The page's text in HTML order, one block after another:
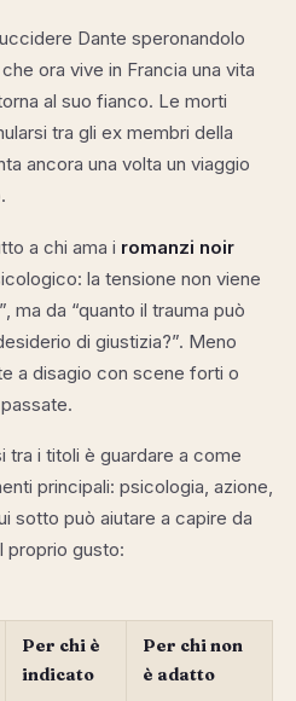
Dante speronandolo
ora vive in Francia una vita
al suo fianco. Le morti
tra gli ex membri della
ancora una volta un viaggio
a chi ama i romanzi noir
la tensione non viene
ma da “quanto il trauma può
di giustizia?”. Meno
a disagio con scene forti o
tra i titoli è guardare a come
principali: psicologia, azione,
sotto può aiutare a capire da
proprio gusto:
Per chi è
indicato
Per chi non
è adatto